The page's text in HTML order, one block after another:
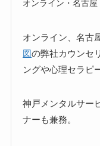
オンライン・名古屋
オンライン、名古
図の弊社カウンセ
ングや心理セラピ
神戸メンタルサー
ナーも兼務。